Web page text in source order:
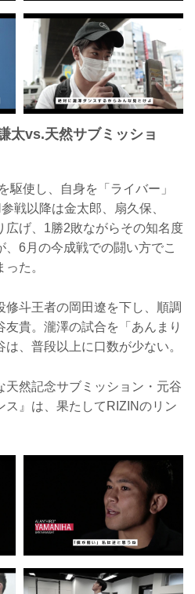
太vs.天然サブミッショ
駆使し、自身を「ライバー」
戦以降は金太郎、扇久保、
広げ、1勝2敗ながらその知名度
、6月の今成戦での闘い方でこ
た。
修斗王者の岡田遼を下し、順調
貴。瀧澤の試合を「あんまり
、普段以上に口数が少ない。
天然記念サブミッション・元谷
ス』は、果たしてRIZINのリン